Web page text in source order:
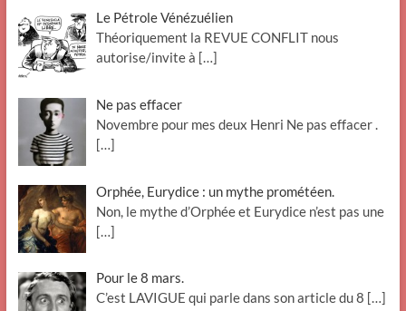
Le Pétrole Vénézuélien
Théoriquement la REVUE CONFLIT nous
autorise/invite à […]
Ne pas effacer
Novembre pour mes deux Henri Ne pas effacer .
[…]
Orphée, Eurydice : un mythe prométéen.
Non, le mythe d’Orphée et Eurydice n’est pas une
[…]
Pour le 8 mars.
C’est LAVIGUE qui parle dans son article du 8 […]